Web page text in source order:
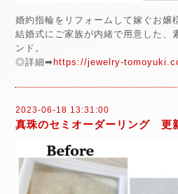
婚約指輪をリフォームして嫁ぐお嬢
結婚式にご家族が内緒で用意した、
ンド。
◎詳細➡ https://jewelry-
2023-06-18 13:31:00
真珠のセミオーダーリング 更